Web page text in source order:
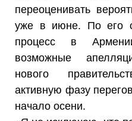
переоценивать
уже в июне. По его
процесс в
возможные
нового
активную фазу
начало осени.